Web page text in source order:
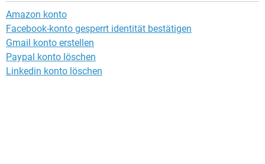
Amazon konto
Facebook-konto gesperrt identität bestätigen
Gmail konto erstellen
Paypal konto löschen
Linkedin konto löschen